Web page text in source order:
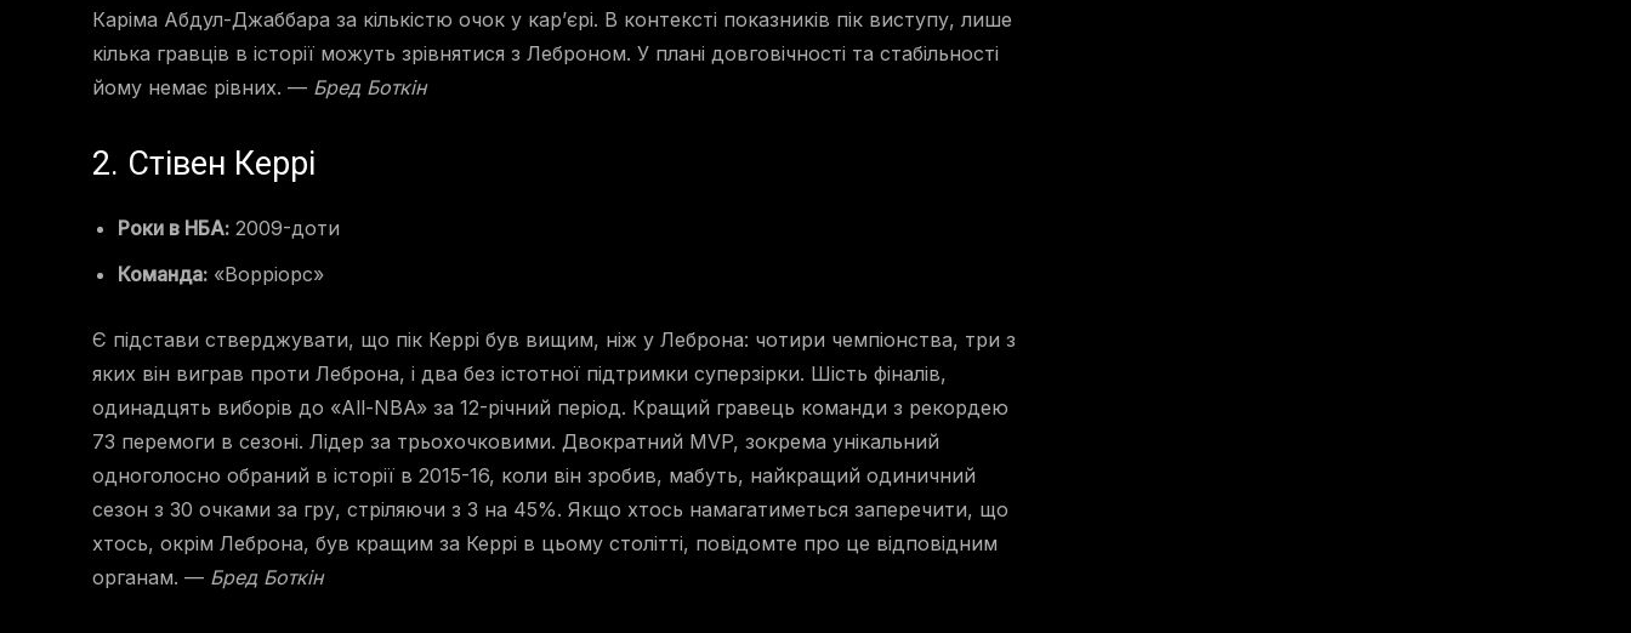
Каріма Абдул-Джаббара за кількістю очок у кар’єрі. В контексті показників пік виступу, лише
кілька гравців в історії можуть зрівнятися з Леброном. У плані довговічності та стабільності
йому немає рівних. — Бред Боткін
2. Стівен Керрі
Роки в НБА: 2009-доти
Команда: «Ворріорс»
Є підстави стверджувати, що пік Керрі був вищим, ніж у Леброна: чотири чемпіонства, три з
яких він виграв проти Леброна, і два без істотної підтримки суперзірки. Шість фіналів,
одинадцять виборів до «All-NBA» за 12-річний період. Кращий гравець команди з рекордею
73 перемоги в сезоні. Лідер за трьохочковими. Двократний MVP, зокрема унікальний
одноголосно обраний в історії в 2015-16, коли він зробив, мабуть, найкращий одиничний
сезон з 30 очками за гру, стріляючи з 3 на 45%. Якщо хтось намагатиметься заперечити, що
хтось, окрім Леброна, був кращим за Керрі в цьому столітті, повідомте про це відповідним
органам. — Бред Боткін